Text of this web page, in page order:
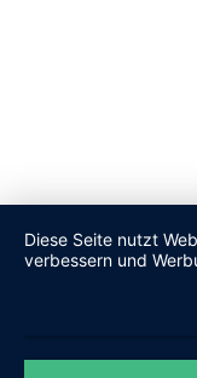
Diese Seite nutzt
verbessern und